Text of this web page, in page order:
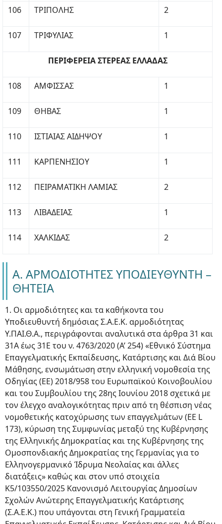
106 ΤΡΙΠΟΛΗΣ 2
107 ΤΡΙΦΥΛΙΑΣ 1
ΠΕΡΙΦΕΡΕΙΑ ΣΤΕΡΕΑΣ ΕΛΛΑΔΑΣ
108 ΑΜΦΙΣΣΑΣ 1
109 ΘΗΒΑΣ 1
110 ΙΣΤΙΑΙΑΣ ΑΙΔΗΨΟΥ 1
111 ΚΑΡΠΕΝΗΣΙΟΥ 1
112 ΠΕΙΡΑΜΑΤΙΚΗ ΛΑΜΙΑΣ 2
113 ΛΙΒΑΔΕΙΑΣ 1
114 ΧΑΛΚΙΔΑΣ 2
Α. ΑΡΜΟΔΙΟΤΗΤΕΣ ΥΠΟΔΙΕΥΘΥΝΤΗ –
ΘΗΤΕΙΑ
1. Οι αρμοδιότητες και τα καθήκοντα του
Υποδιευθυντή δημόσιας Σ.Α.Ε.Κ. αρμοδιότητας
Υ.ΠΑΙ.Θ.Α., περιγράφονται αναλυτικά στα άρθρα 31 και
31Α έως 31Ε του ν. 4763/2020 (Α’ 254) «Εθνικό Σύστημα
Επαγγελματικής Εκπαίδευσης, Κατάρτισης και Διά Βίου
Μάθησης, ενσωμάτωση στην ελληνική νομοθεσία της
Οδηγίας (ΕΕ) 2018/958 του Ευρωπαϊκού Κοινοβουλίου
και του Συμβουλίου της 28ης Ιουνίου 2018 σχετικά με
τον έλεγχο αναλογικότητας πριν από τη θέσπιση νέας
νομοθετικής κατοχύρωσης των επαγγελμάτων (EE L
173), κύρωση της Συμφωνίας μεταξύ της Κυβέρνησης
της Ελληνικής Δημοκρατίας και της Κυβέρνησης της
Ομοσπονδιακής Δημοκρατίας της Γερμανίας για το
Ελληνογερμανικό Ίδρυμα Νεολαίας και άλλες
διατάξεις» καθώς και στον υπό στοιχεία
Κ5/103550/2025 Κανονισμό Λειτουργίας Δημοσίων
Σχολών Ανώτερης Επαγγελματικής Κατάρτισης
(Σ.Α.Ε.Κ.) που υπάγονται στη Γενική Γραμματεία